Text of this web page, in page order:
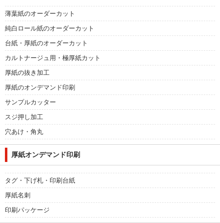
薄葉紙のオーダーカット
純白ロール紙のオーダーカット
台紙・厚紙のオーダーカット
カルトナージュ用・極厚紙カット
厚紙の抜き加工
厚紙のオンデマンド印刷
サンプルカッター
スジ押し加工
穴あけ・角丸
厚紙オンデマンド印刷
タグ・下げ札・印刷台紙
厚紙名刺
印刷パッケージ